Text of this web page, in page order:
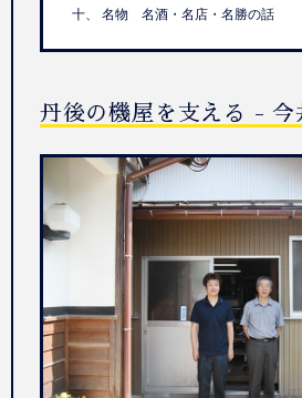
十、 名物 名酒・名店・名勝の話
丹後の機屋を支える - 今